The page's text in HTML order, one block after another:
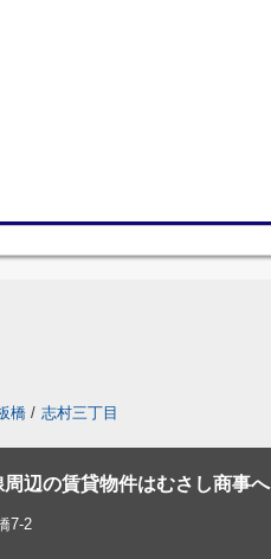
橋 / 志村三丁目
辺の賃貸物件はむさし商事へ
7-2